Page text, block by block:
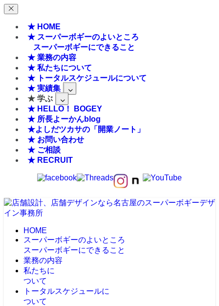
★ HOME
★ スーパーボギーのよいところ
スーパーボギーにできること
★ 業務の内容
★ 私たちについて
★ トータルスケジュールについて
★ 実績集
★ 学ぶ
★ HELLO！ BOGEY
★ 所長よーかんblog
★よしだツカサの「開業ノート」
★ お問い合わせ
★ ご相談
★ RECRUIT
HOME
スーパーボギーのよいところ
スーパーボギーにできること
業務の内容
私たちに
ついて
トータルスケジュールに
ついて